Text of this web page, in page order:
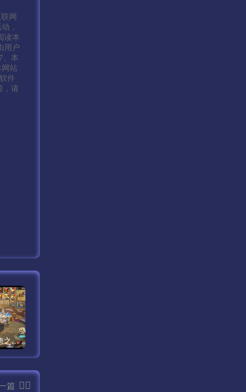
网
，
读本
用户
、本
站
件
，请
【米亚大陆阿拉德之怒三觉醒版本】经典横版格斗闯关剧情手游最新打包Linux服务端源码视频架设教程-安卓苹果IOS双端版本-完善总运营后台-完整全功能GM授权后台-附带整套表格！
篇